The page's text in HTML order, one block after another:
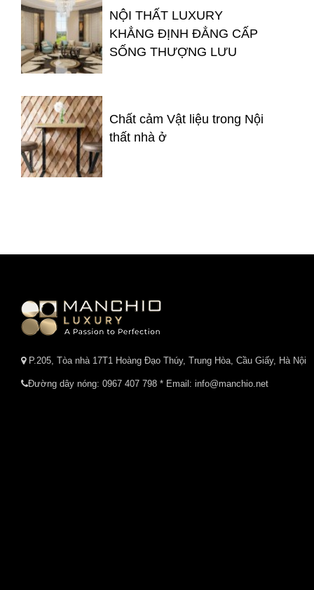
NỘI THẤT LUXURY
KHẲNG ĐỊNH ĐẲNG CẤP
SỐNG THƯỢNG LƯU
Chất cảm Vật liệu trong Nội
thất nhà ở
P.205, Tòa nhà 17T1 Hoàng Đạo Thúy, Trung Hòa, Cầu Giấy, Hà Nội
Đường dây nóng: 0967 407 798 * Email: info@manchio.net